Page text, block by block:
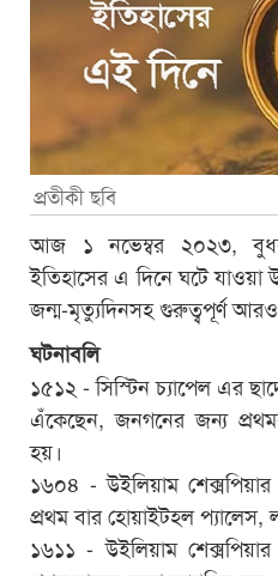
প্রতীকী ছবি
আজ ১ নভেম্বর ২০২৩,
ইতিহাসের এ দিনে ঘটে যাওয়া
জন্ম-মৃত্যুদিনসহ গুরুত্বপূর্ণ
ঘটনাবলি
১৫১২ - সিস্টিন চ্যাপেল এর
এঁকেছেন, জনগনের জন্য
হয়।
১৬০৪ - উইলিয়াম
প্রথম বার হোয়াইটহল প্যালেস,
১৬১১ - উইলিয়াম শেক্সপিয়ার